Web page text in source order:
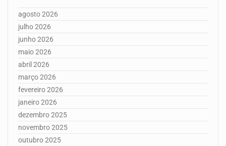
agosto 2026
julho 2026
junho 2026
maio 2026
abril 2026
março 2026
fevereiro 2026
janeiro 2026
dezembro 2025
novembro 2025
outubro 2025